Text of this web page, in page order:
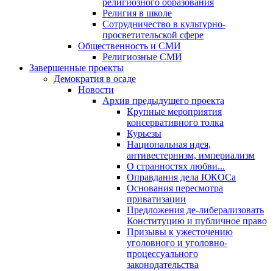
религиозного образования
Религия в школе
Сотрудничество в культурно-
просветительской сфере
Общественность и СМИ
Религиозные СМИ
Завершенные проекты
Демократия в осаде
Новости
Архив предыдущего проекта
Крупные мероприятия
консервативного толка
Курьезы
Национальная идея,
антивестернизм, империализм
О странностях любви...
Оправдания дела ЮКОСа
Основания пересмотра
приватизации
Предложения де-либерализовать
Конституцию и публичное право
Призывы к ужесточению
уголовного и уголовно-
процессуального
законодательства